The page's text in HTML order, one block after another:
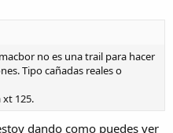
no es una trail para hacer
Tipo cañadas reales o
125.
dando como puedes ver